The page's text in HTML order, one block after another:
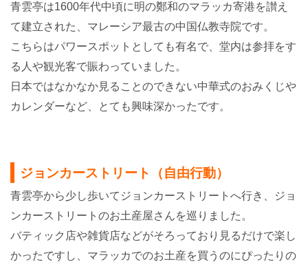
青雲亭は1600年代中頃に明の鄭和のマラッカ寄港を讃え
て建立された、マレーシア最古の中国仏教寺院です。
こちらはパワースポットとしても有名で、堂内は参拝をす
る人や観光客で賑わっていました。
日本ではなかなか見ることのできない中華式のおみくじや
カレンダーなど、とても興味深かったです。
ジョンカーストリート（自由行動）
青雲亭から少し歩いてジョンカーストリートへ行き、ジョ
ンカーストリートのお土産屋さんを巡りました。
バティック店や雑貨店などがそろっており見るだけで楽し
かったですし、マラッカでのお土産を買うのにぴったりの